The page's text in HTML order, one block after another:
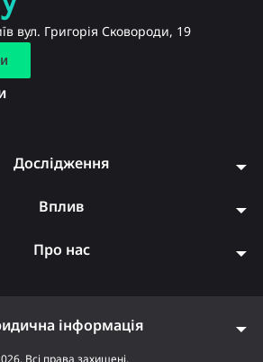
вул. Григорія Сковороди, 19
Дослідження
Вплив
Про нас
Всі права захищені.
інформація